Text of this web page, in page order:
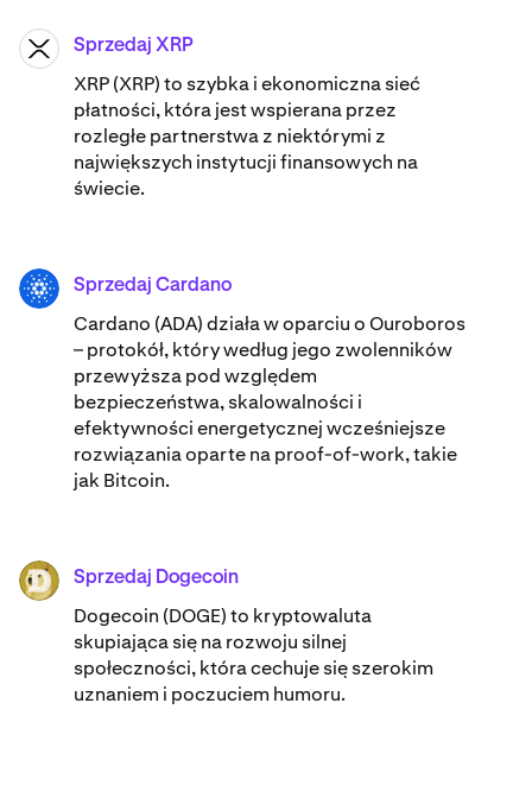
XRP Sprzedaj XRP
XRP (XRP) to szybka i ekonomiczna sieć
płatności, która jest wspierana przez
rozległe partnerstwa z niektórymi z
największych instytucji finansowych na
świecie.
ADA Sprzedaj Cardano
Cardano (ADA) ​​działa w oparciu o Ouroboros
– protokół, który według jego zwolenników
przewyższa pod względem
bezpieczeństwa, skalowalności i
efektywności energetycznej wcześniejsze
rozwiązania oparte na proof-of-work, takie
jak Bitcoin.
DOGE Sprzedaj Dogecoin
Dogecoin (DOGE) to kryptowaluta
skupiająca się na rozwoju silnej
społeczności, która cechuje się szerokim
uznaniem i poczuciem humoru.